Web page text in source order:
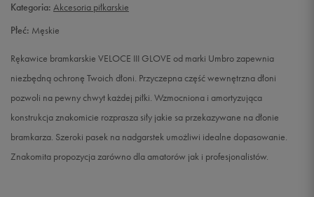
Kategoria: Akcesoria piłkarskie
Płeć: Męskie
Rękawice bramkarskie VELOCE III GLOVE od marki Umbro zapewnia
niezbędną ochronę Twoich dłoni. Przyczepna część wewnętrzna dłoni
pozwoli na pewny chwyt każdej piłki. Wzmocniona i amortyzująca
konstrukcja znakomicie rozprasza siły jakie sa przekazywane na dłonie
bramkarza. Szeroki pasek na nadgarstek umożliwi idealne dopasowanie.
Znakomita propozycja zarówno dla amatorów jak i profesjonalistów.